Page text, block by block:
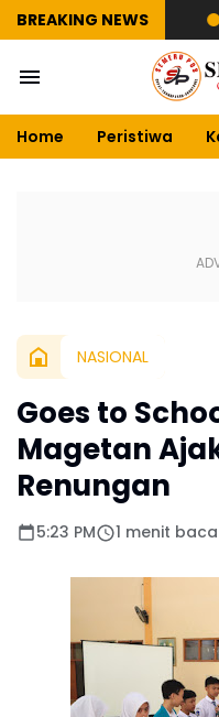
BREAKING NEWS
Home Peristiwa
NASIONAL
Goes to
Magetan
Renungan
5:23 PM 1 menit baca